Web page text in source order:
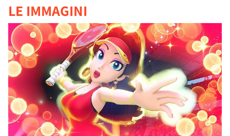
LE IMMAGINI